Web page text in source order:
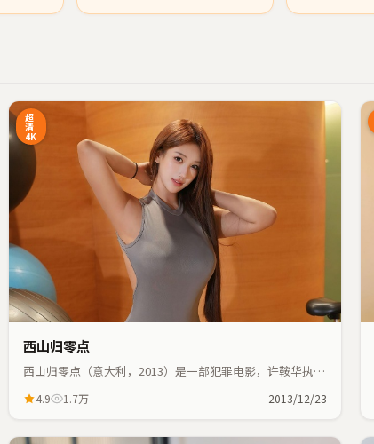
超
清
4K
西山归零点
西山归零点（意大利，2013）是一部犯罪电影，许鞍华执
织，节奏紧凑。
4.9 1.7万 2013/12/23